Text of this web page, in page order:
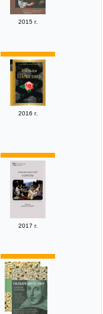
2015 г.
2016 г.
2017 г.